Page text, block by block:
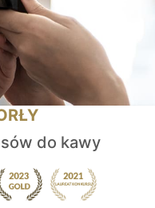
do kawy